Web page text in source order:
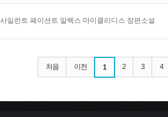
사일런트 페이션트 알렉스 마이클리디스 장편소설
처음 이전 1 2 3 4